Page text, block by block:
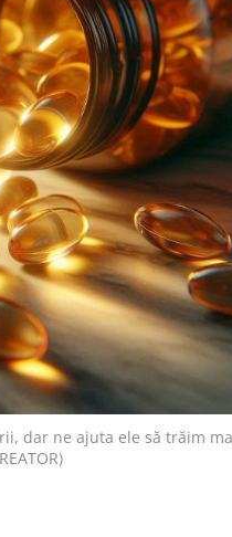
dar ne ajuta ele să trăim